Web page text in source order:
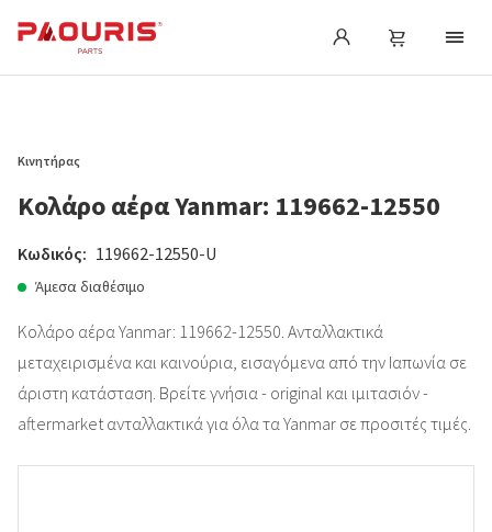
Κινητήρας
Κολάρο αέρα Yanmar: 119662-12550
Κωδικός: 119662-12550-U
Άμεσα διαθέσιμο
Κολάρο αέρα Yanmar: 119662-12550. Ανταλλακτικά
μεταχειρισμένα και καινούρια, εισαγόμενα από την Ιαπωνία σε
άριστη κατάσταση. Βρείτε γνήσια - original και ιμιτασιόν -
aftermarket ανταλλακτικά για όλα τα Yanmar σε προσιτές τιμές.